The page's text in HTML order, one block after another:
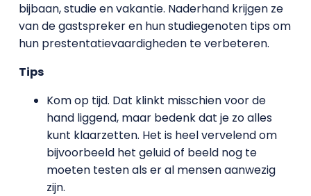
bijbaan, studie en vakantie. Naderhand krijgen ze
van de gastspreker en hun studiegenoten tips om
hun prestentatievaardigheden te verbeteren.
Tips
Kom op tijd. Dat klinkt misschien voor de
hand liggend, maar bedenk dat je zo alles
kunt klaarzetten. Het is heel vervelend om
bijvoorbeeld het geluid of beeld nog te
moeten testen als er al mensen aanwezig
zijn.